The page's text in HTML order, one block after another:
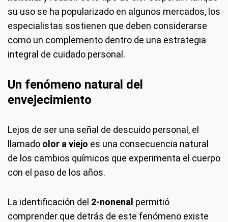
su uso se ha popularizado en algunos mercados, los
especialistas sostienen que deben considerarse
como un complemento dentro de una estrategia
integral de cuidado personal.
Un fenómeno natural del
envejecimiento
Lejos de ser una señal de descuido personal, el
llamado olor a viejo es una consecuencia natural
de los cambios químicos que experimenta el cuerpo
con el paso de los años.
La identificación del 2-nonenal permitió
comprender que detrás de este fenómeno existe